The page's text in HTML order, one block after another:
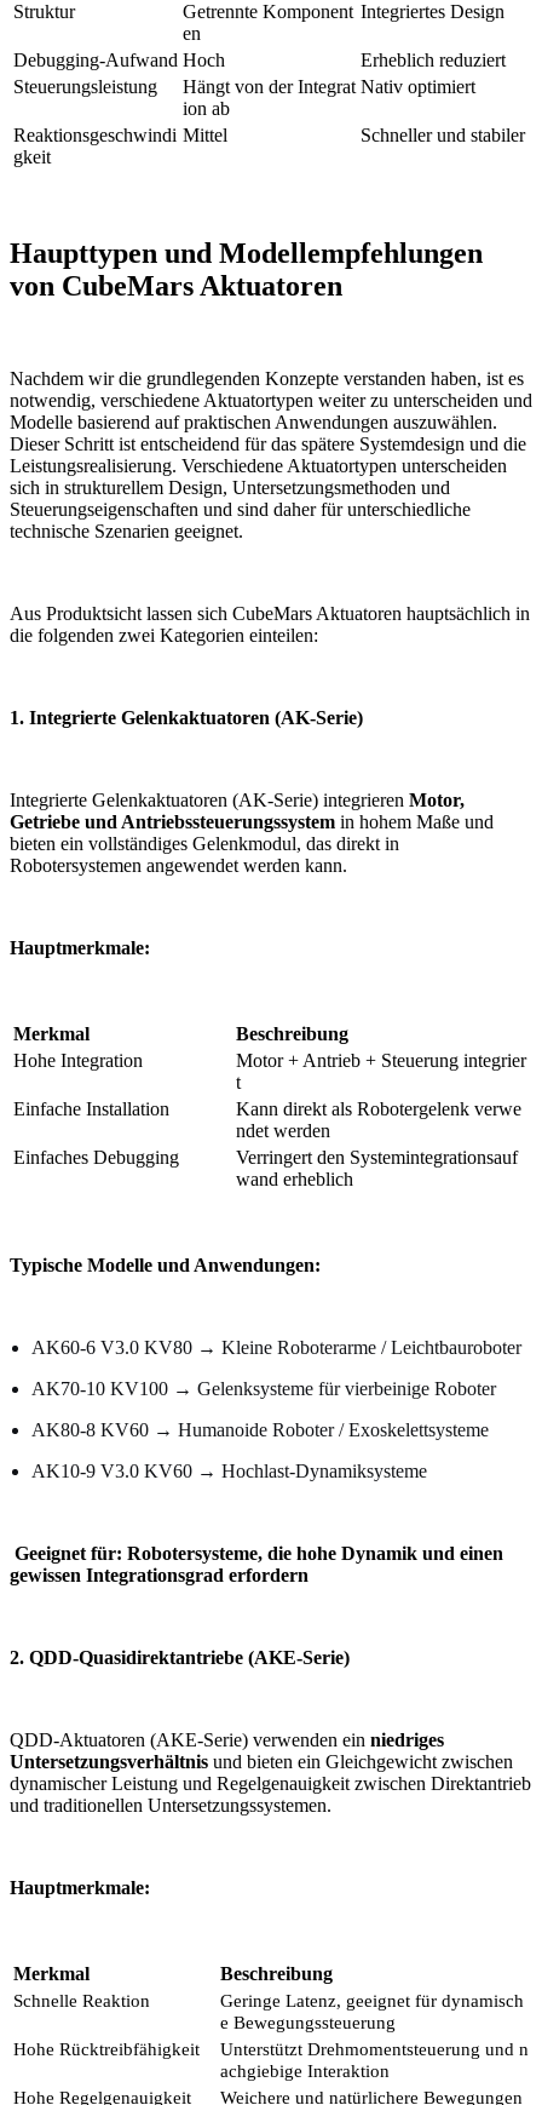
Struktur
Getrennte Komponent
en
Integriertes Design
Debugging-Aufwand Hoch
Erheblich reduziert
Steuerungsleistung
Hängt von der Integrat
ion ab
Nativ optimiert
Reaktionsgeschwindi
gkeit
Mittel Schneller und stabiler
Haupttypen und Modellempfehlungen
von CubeMars Aktuatoren
Nachdem wir die grundlegenden Konzepte verstanden haben, ist es
notwendig, verschiedene Aktuatortypen weiter zu unterscheiden und
Modelle basierend auf praktischen Anwendungen auszuwählen.
Dieser Schritt ist entscheidend für das spätere Systemdesign und die
Leistungsrealisierung. Verschiedene Aktuatortypen unterscheiden
sich in strukturellem Design, Untersetzungsmethoden und
Steuerungseigenschaften und sind daher für unterschiedliche
technische Szenarien geeignet.
Aus Produktsicht lassen sich CubeMars Aktuatoren hauptsächlich in
die folgenden zwei Kategorien einteilen:
1. Integrierte Gelenkaktuatoren (AK-Serie)
Integrierte Gelenkaktuatoren (AK-Serie) integrieren Motor,
Getriebe und Antriebssteuerungssystem in hohem Maße und
bieten ein vollständiges Gelenkmodul, das direkt in
Robotersystemen angewendet werden kann.
Hauptmerkmale:
Merkmal
Beschreibung
Hohe Integration
Motor + Antrieb + Steuerung integrier
t
Einfache Installation
Kann direkt als Robotergelenk verwe
ndet werden
Einfaches Debugging
Verringert den Systemintegrationsauf
wand erheblich
Typische Modelle und Anwendungen:
AK60-6 V3.0 KV80 → Kleine Roboterarme / Leichtbauroboter
AK70-10 KV100 → Gelenksysteme für vierbeinige Roboter
AK80-8 KV60 → Humanoide Roboter / Exoskelettsysteme
AK10-9 V3.0 KV60 → Hochlast-Dynamiksysteme
Geeignet für: Robotersysteme, die hohe Dynamik und einen
gewissen Integrationsgrad erfordern
2. QDD-Quasidirektantriebe (AKE-Serie)
QDD-Aktuatoren (AKE-Serie) verwenden ein niedriges
Untersetzungsverhältnis und bieten ein Gleichgewicht zwischen
dynamischer Leistung und Regelgenauigkeit zwischen Direktantrieb
und traditionellen Untersetzungssystemen.
Hauptmerkmale:
Merkmal Beschreibung
Schnelle Reaktion
Geringe Latenz, geeignet für dynamisch
e Bewegungssteuerung
Hohe Rücktreibfähigkeit
Unterstützt Drehmomentsteuerung und n
achgiebige Interaktion
Hohe Regelgenauigkeit
Weichere und natürlichere Bewegungen